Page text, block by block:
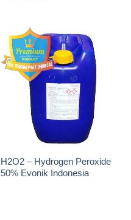
H2O2 – Hydrogen Peroxide
50% Evonik Indonesia